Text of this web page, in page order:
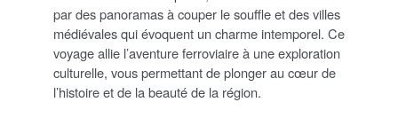
par des panoramas à couper le souffle et des villes
médiévales qui évoquent un charme intemporel. Ce
voyage allie l’aventure ferroviaire à une exploration
culturelle, vous permettant de plonger au cœur de
l’histoire et de la beauté de la région.